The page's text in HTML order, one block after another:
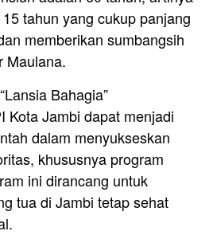
tahun yang cukup panjang
memberikan sumbangsih
Maulana.
Bahagia”
Kota Jambi dapat menjadi
dalam menyukseskan
khususnya program
ini dirancang untuk
tua di Jambi tetap sehat